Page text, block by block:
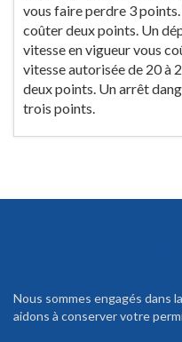
vous faire perdre 3
coûter deux points. Un
vitesse en vigueur vous
vitesse autorisée de 20 à
deux points. Un arrêt
trois points.
Nous sommes engagés dans
aidons à conserver votre